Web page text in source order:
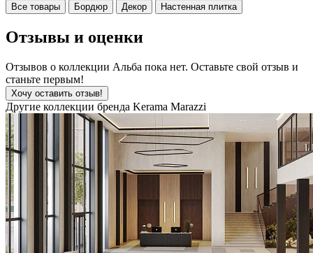
Все товары Бордюр Декор Настенная плитка
Отзывы и оценки
Отзывов о коллекции Альба пока нет. Оставьте свой отзыв и
станьте первым!
Хочу оставить отзыв!
Другие коллекции бренда Kerama Marazzi